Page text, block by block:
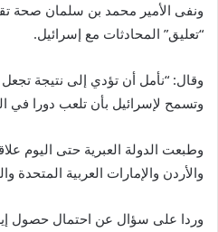
ونفى الأمير محمد بن سلمان صحة
“تعليق” المحادثات مع إسرائيل.
وقال: “نأمل أن تؤدي إلى نتيجة
وتسمح لإسرائيل بأن تلعب دورا في
والأردن والإمارات العربية المتحدة
وردا على سؤال عن احتمال حصول